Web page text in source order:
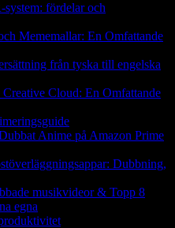
fördelar och
Mememallar: En Omfattande
från tyska till engelska
Cloud: En Omfattande
Anime på Amazon Prime
Dubbning,
musikvideor & Topp 8
egna